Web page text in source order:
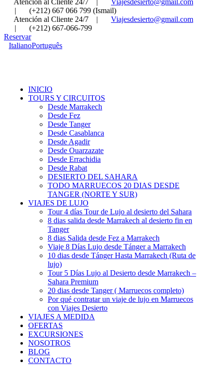
Atención al Cliente 24/7
|
Viajesdesierto@gmail.com
|
(+212) 667 066 799 (Ismail)
Atención al Cliente 24/7
|
Viajesdesierto@gmail.com
|
(+212) 667-066-799
Reservar
ItalianoPortuguês
INICIO
TOURS Y CIRCUITOS
Desde Marrakech
Desde Fez
Desde Tanger
Desde Casablanca
Desde Agadir
Desde Ouarzazate
Desde Errachidia
Desde Rabat
DESIERTO DEL SAHARA
TODO MARRUECOS 20 DIAS DESDE
TANGER (NORTE Y SUR)
VIAJES DE LUJO
Tour 4 días Tour de Lujo al desierto del Sahara
8 dias salida desde Marrakech al desierto fin en
Tanger
8 dias Salida desde Fez a Marrakech
Viaje 8 Días Lujo desde Tánger a Marrakech
10 dias desde Tánger Hasta Marrakech (Ruta de
lujo)
Tour 5 Días Lujo al Desierto desde Marrakech –
Sahara Premium
20 dias desde Tanger ( Marruecos completo)
Por qué contratar un viaje de lujo en Marruecos
con Viajes Desierto
VIAJES A MEDIDA
OFERTAS
EXCURSIONES
NOSOTROS
BLOG
CONTACTO